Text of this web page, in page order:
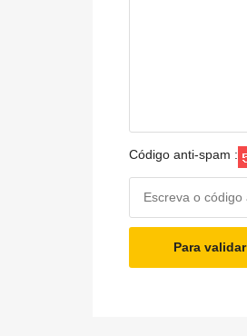
Código anti-spam :
Para validar